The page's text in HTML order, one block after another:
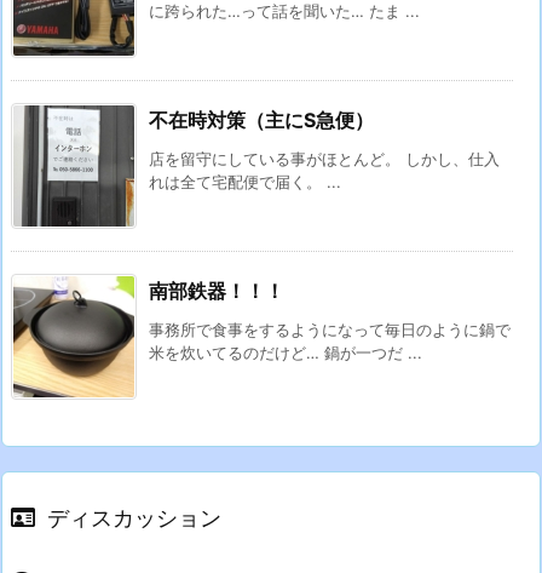
に跨られた…って話を聞いた… たま ...
不在時対策（主にS急便）
店を留守にしている事がほとんど。 しかし、仕入
れは全て宅配便で届く。 ...
南部鉄器！！！
事務所で食事をするようになって毎日のように鍋で
米を炊いてるのだけど… 鍋が一つだ ...
ディスカッション